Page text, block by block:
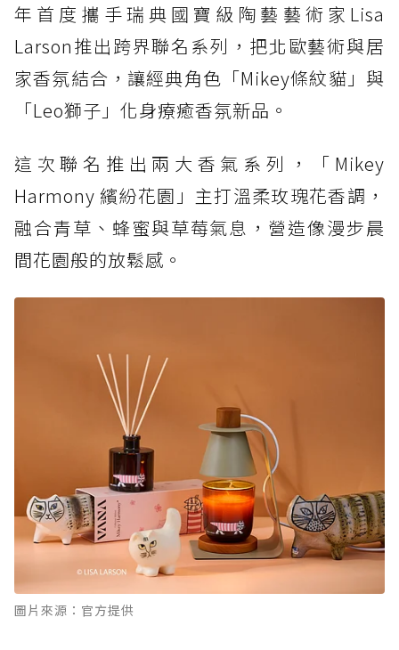
年首度攜手瑞典國寶級陶藝藝術家Lisa
Larson推出跨界聯名系列，把北歐藝術與居
家香氛結合，讓經典角色「Mikey條紋貓」與
「Leo獅子」化身療癒香氛新品。
這次聯名推出兩大香氣系列，「Mikey
Harmony 繽紛花園」主打溫柔玫瑰花香調，
融合青草、蜂蜜與草莓氣息，營造像漫步晨
間花園般的放鬆感。
圖片來源：官方提供